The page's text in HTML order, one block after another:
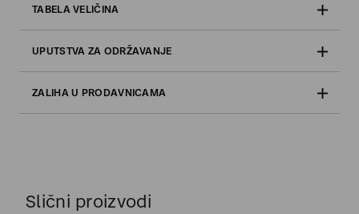
TABELA VELIČINA
UPUTSTVA ZA ODRŽAVANJE
ZALIHA U PRODAVNICAMA
Slični proizvodi